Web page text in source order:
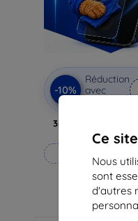
Ce
Nous
sont
d'autres
-10%
Réduction
avec
3mk Anti-Shock
protection
17,90 €
16,12 €
En stock > 5